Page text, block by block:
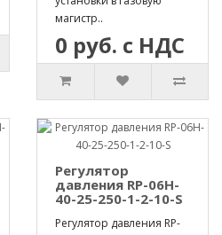
магистр..
0 руб. с НДС
Регулятор
давления RP-06H-
40-25-250-1-2-10-S
Регулятор давления RP-